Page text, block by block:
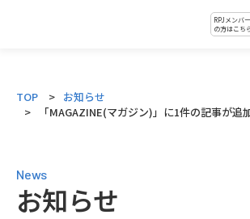
RPJメンバー
の方はこち
TOP
お知らせ
「MAGAZINE(マガジン)」に1件の記事が追
News
お知らせ